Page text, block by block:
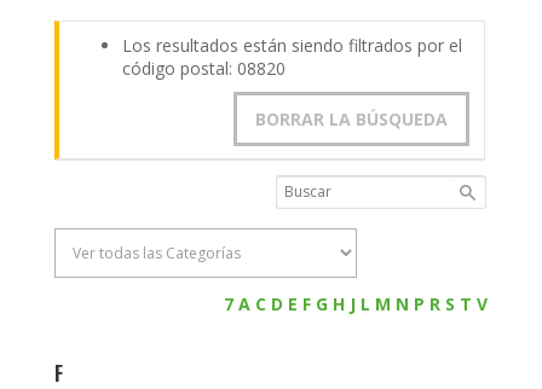
Los resultados están siendo filtrados por el
código postal: 08820
BORRAR LA BÚSQUEDA
7 A C D E F G H J L M N P R S T V
F